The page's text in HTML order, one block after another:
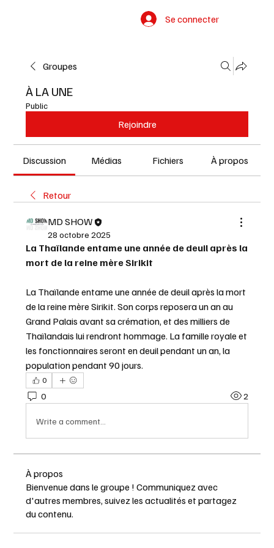
Se connecter
Groupes
À LA UNE
Public
Rejoindre
Discussion Médias Fichiers À propos
Retour
MD SHOW
28 octobre 2025
La Thaïlande entame une année de deuil après la
mort de la reine mère Sirikit
La Thaïlande entame une année de deuil après la mort
de la reine mère Sirikit. Son corps reposera un an au
Grand Palais avant sa crémation, et des milliers de
Thaïlandais lui rendront hommage. La famille royale et
les fonctionnaires seront en deuil pendant un an, la
population pendant 90 jours.
0
0 2
Write a comment...
À propos
Bienvenue dans le groupe ! Communiquez avec
d'autres membres, suivez les actualités et partagez
du contenu.